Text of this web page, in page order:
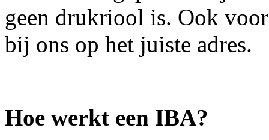
geen drukriool is. Ook
bij ons op het juiste adres.
Hoe werkt een IBA?